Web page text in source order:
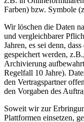
Farben) bzw. Symbole
Wir löschen die Daten
und vergleichbarer
Jahren, es sei denn,
gespeichert werden,
Archivierung
Regelfall 10 Jahre).
den Vertragspartner
den Vorgaben des
Soweit wir zur
Plattformen einsetzen,